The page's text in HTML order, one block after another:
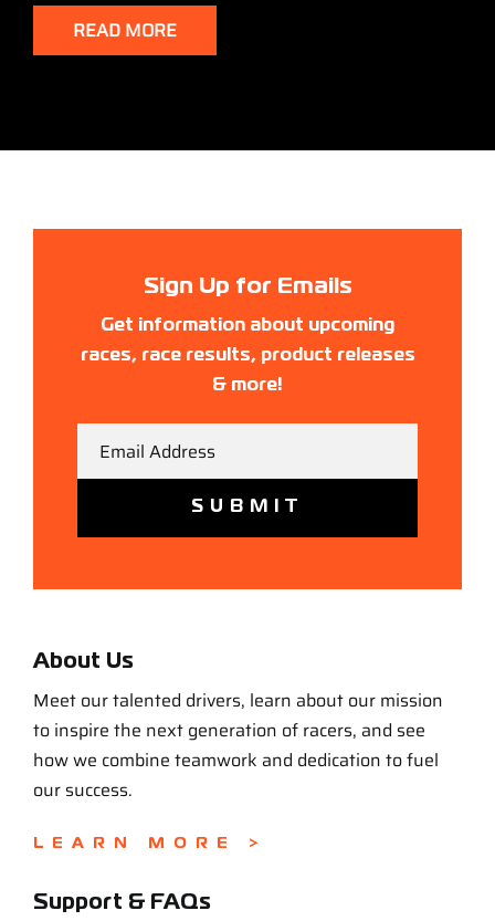
READ MORE
Sign Up for Emails
Get information about upcoming
races, race results, product releases
& more!
About Us
Meet our talented drivers, learn about our mission
to inspire the next generation of racers, and see
how we combine teamwork and dedication to fuel
our success.
LEARN MORE >
Support & FAQs